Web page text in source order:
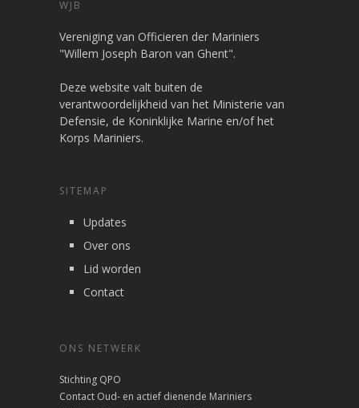
WJB
Vereniging van Officieren der Mariniers
"Willem Joseph Baron van Ghent".
Deze website valt buiten de
verantwoordelijkheid van het Ministerie van
Defensie, de Koninklijke Marine en/of het
Korps Mariniers.
SITEMAP
Updates
Over ons
Lid worden
Contact
ONS NETWERK
Stichting QPO
Contact Oud- en actief dienende Mariniers